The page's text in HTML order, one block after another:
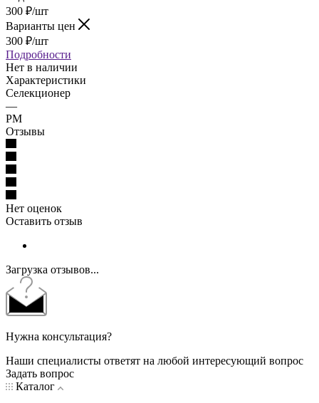
300 ₽/шт
Варианты цен
300 ₽/шт
Подробности
Нет в наличии
Характеристики
Селекционер
—
РМ
Отзывы
Нет оценок
Оставить отзыв
Загрузка отзывов...
Нужна консультация?
Наши специалисты ответят на любой интересующий вопрос
Задать вопрос
Каталог